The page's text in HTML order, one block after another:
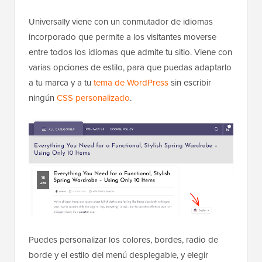
Universally viene con un conmutador de idiomas
incorporado que permite a los visitantes moverse
entre todos los idiomas que admite tu sitio. Viene con
varias opciones de estilo, para que puedas adaptarlo
a tu marca y a tu tema de WordPresssin escribir
ningún CSS personalizado.
Puedes personalizar los colores, bordes, radio de
borde y el estilo del menú desplegable, y elegir